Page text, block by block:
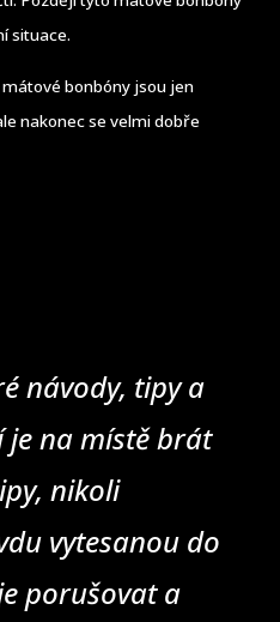
situace.
bonbóny jsou jen
nakonec se velmi dobře
návody, tipy a
je na místě brát
nikoli
vytesanou do
porušovat a